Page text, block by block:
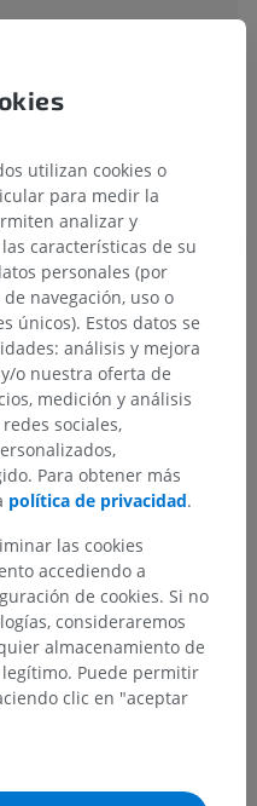
traducción o
error
utilizan cookies o
para medir la
analizar y
características de su
personales (por
navegación, uso o
únicos). Estos datos se
análisis y mejora
o nuestra oferta de
medición y análisis
sociales,
Para obtener más
política de privacidad.
las cookies
accediendo a
de cookies. Si no
consideraremos
almacenamiento de
Puede permitir
clic en "aceptar